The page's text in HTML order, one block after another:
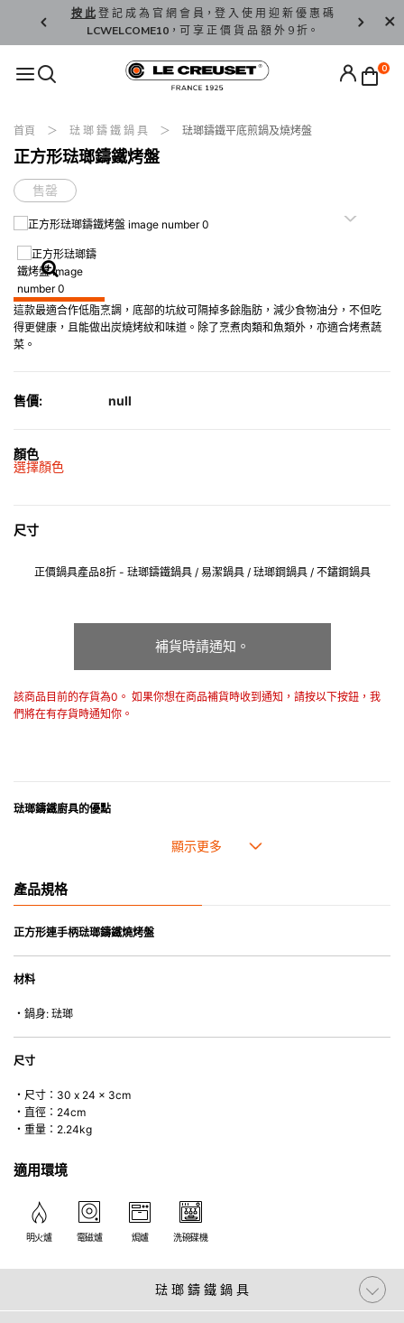
按 此登 記 成 為 官 網 會 員，登 入 使 用 迎 新 優 惠 碼
LCWELCOME10，可 享 正 價 貨 品 額 外 9 折。
香 港 / 澳
0
首頁 琺 瑯 鑄 鐵 鍋 具 琺瑯鑄鐵平底煎鍋及燒烤盤
正方形琺瑯鑄鐵烤盤
售罄
這款最適合作低脂烹調，底部的坑紋可隔掉多餘脂肪，減少食物油分，不但吃
得更健康，且能做出炭燒烤紋和味道。除了烹煮肉類和魚類外，亦適合烤煮蔬
菜。
售價: null
顏色
選擇顏色
尺寸
正價鍋具產品8折 - 琺瑯鑄鐵鍋具 / 易潔鍋具 / 琺瑯鋼鍋具 / 不鏽鋼鍋具
補貨時請通知。
該商品目前的存貨為0。 如果你想在商品補貨時收到通知，請按以下按鈕，我
們將在有存貨時通知你。
琺瑯鑄鐵廚具的優點
• 琺瑯鑄鐵傳熱性均勻，不會產生過熱點。
• 重身的鍋蓋能有助防止蒸氣溜走,易於 保持食物的原汁原味。
• 琺瑯抗酸鹼，不會殘留氣味，安全衛生。
產品規格
正方形連手柄琺瑯鑄鐵燒烤盤
材料
・鍋身: 琺瑯
尺寸
・尺寸：30 x 24 x 3cm
・直徑：24cm
・重量：2.24kg
適用環境
明火爐 電磁爐 焗爐 洗碗碟機
琺 瑯 鑄 鐵 鍋 具